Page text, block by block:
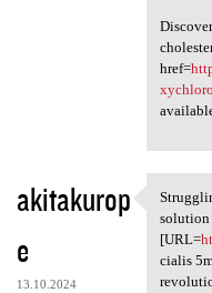
href=
akitakurop
e
13.10.2024
[URL=
cialis